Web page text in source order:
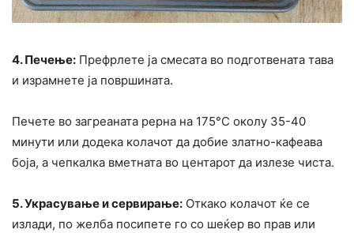
4. Печење: Префрлете ја смесата во подготвената тава
и израмнете ја површината.
Печете во загреаната рерна на 175°C околу 35-40
минути или додека колачот да добие златно-кафеава
боја, а чепкалка вметната во центарот да излезе чиста.
5. Украсување и сервирање: Откако колачот ќе се
излади, по желба посипете го со шеќер во прав или